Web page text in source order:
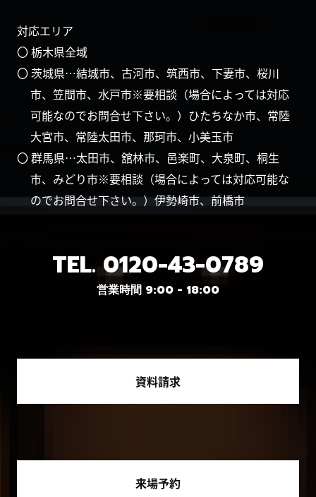
対応エリア
〇 栃木県全域
〇 茨城県…結城市、古河市、筑西市、下妻市、桜川
市、笠間市、水戸市※要相談（場合によっては対応
可能なのでお問合せ下さい。）ひたちなか市、常陸
大宮市、常陸太田市、那珂市、小美玉市
〇 群馬県…太田市、舘林市、邑楽町、大泉町、桐生
市、みどり市※要相談（場合によっては対応可能な
のでお問合せ下さい。）伊勢崎市、前橋市
TEL. 0120-43-0789
営業時間 9:00 - 18:00
資料請求
来場予約